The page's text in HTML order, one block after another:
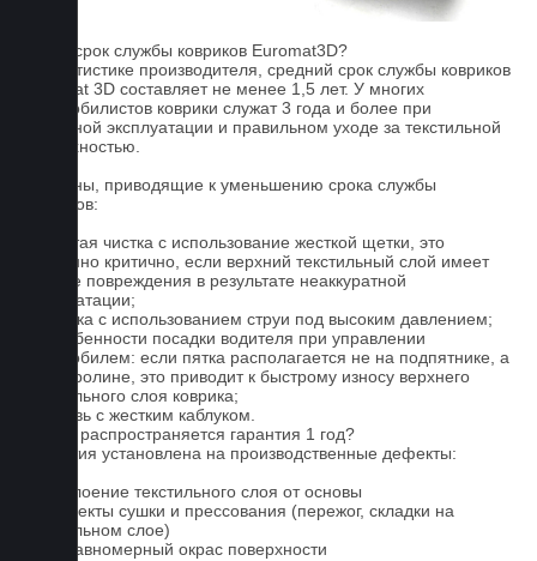
Какой срок службы ковриков Euromat3D?
По статистике производителя, средний срок службы ковриков
Euromat 3D составляет не менее 1,5 лет. У многих
автомобилистов коврики служат 3 года и более при
бережной эксплуатации и правильном уходе за текстильной
поверхностью.
Причины, приводящие к уменьшению срока службы
ковриков:
1. Частая чистка с использование жесткой щетки, это
особенно критично, если верхний текстильный слой имеет
мелкие повреждения в результате неаккуратной
эксплуатации;
2. Мойка с использованием струи под высоким давлением;
3. Особенности посадки водителя при управлении
автомобилем: если пятка располагается не на подпятнике, а
на ковролине, это приводит к быстрому износу верхнего
текстильного слоя коврика;
4. Обувь с жестким каблуком.
На что распространяется гарантия 1 год?
Гарантия установлена на производственные дефекты:
1. Отслоение текстильного слоя от основы
2. Дефекты сушки и прессования (пережог, складки на
текстильном слое)
3. Неравномерный окрас поверхности